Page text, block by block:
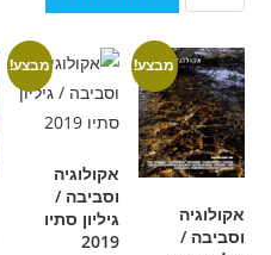
מבצע!
אקולוגיה
גיליון סתיו
2019
מבצע!
אקולוגיה
וסביבה /